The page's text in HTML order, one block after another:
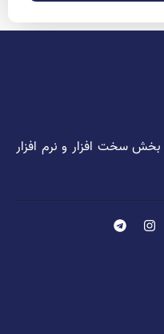
سخت افزار و نرم افزار